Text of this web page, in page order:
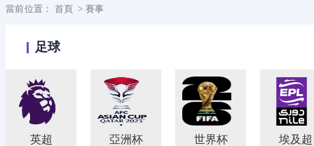
當前位置： 首頁 > 賽事
足球
英超 亞洲杯 世界杯 埃及超